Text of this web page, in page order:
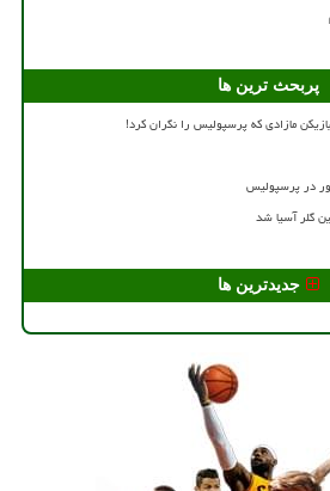
پربحث ترین ها
مازادی که پرسپولیس را نگران کرد!
در پرسپولیس
گلر آسیا شد
جدیدترین ها